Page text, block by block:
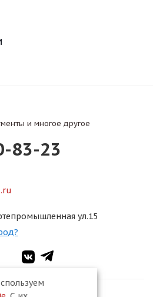
и многое другое
83-23
ул.15
2», 2026